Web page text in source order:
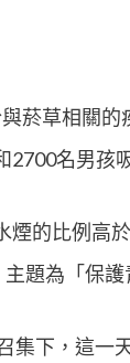
菸草相關的
2700名男孩
的比例高
題為「保
集下，這一